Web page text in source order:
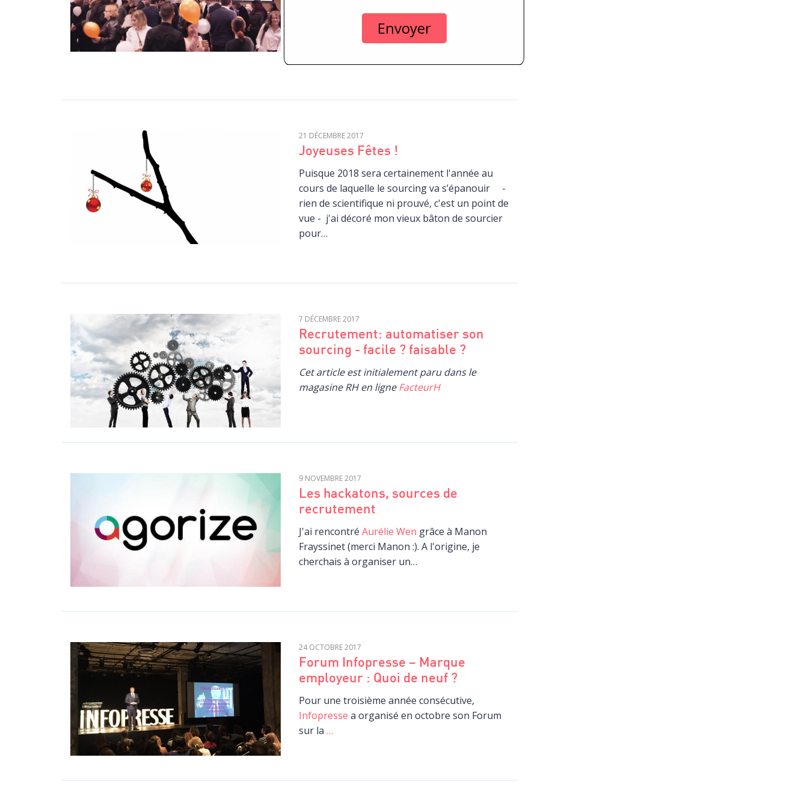
étudiante en Télévision pour l'avoir montée.
Encore merci à tous nos participants,
21 DÉCEMBRE 2017
Joyeuses Fêtes !
Puisque 2018 sera certainement l'année au
cours de laquelle le sourcing va s’épanouir -
rien de scientifique ni prouvé, c'est un point de
vue - j'ai décoré mon vieux bâton de sourcier
pour…
7 DÉCEMBRE 2017
Recrutement: automatiser son
sourcing - facile ? faisable ?
Cet article est initialement paru dans le
magasine RH en ligneFacteurH
9 NOVEMBRE 2017
Les hackatons, sources de
recrutement
J'ai rencontré Aurélie Wen grâce à Manon
Frayssinet (merci Manon :). A l'origine, je
cherchais à organiser un…
24 OCTOBRE 2017
Forum Infopresse – Marque
employeur : Quoi de neuf ?
Pour une troisième année consécutive,
Infopresse a organisé en octobre son Forum
sur la …